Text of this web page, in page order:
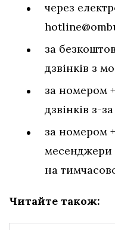
через
за
дзвінків з
за номером
дзвінків з-
за номером
месенджери
на
Читайте також: